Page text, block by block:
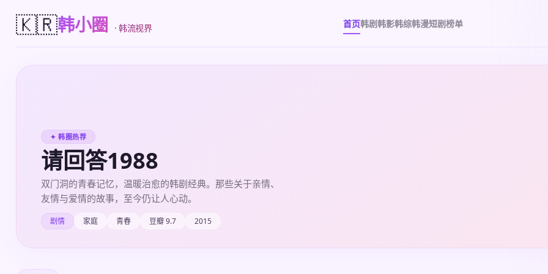
🇰🇷韩小圈 · 韩流视界 首页韩剧韩影韩综韩漫短剧榜单
✦ 韩圈热荐
请回答1988
双门洞的青春记忆，温暖治愈的韩剧经典。那些关于亲情、
友情与爱情的故事，至今仍让人心动。
剧情 家庭 青春 豆瓣 9.7 2015